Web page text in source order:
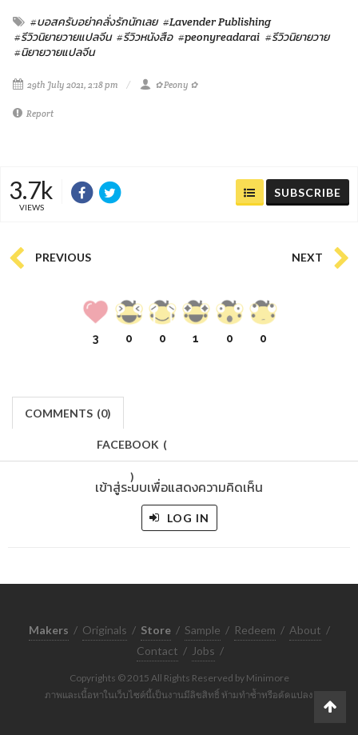
#บอสครับอย่าคลั่งรักนักเลย #Lavender Publishing
#รีวิวนิยายวายแปลจีน #รีวิวหนังสือ #peonyreadarai #รีวิวนิยายวาย
#นิยายวายแปลจีน
29th July 2021, 2:18 pm ✿ Peony ✿
Report
3.7k
VIEWS
SUBSCRIBE
PREVIOUS NEXT
3 0 0 1 0 0
COMMENTS (0)
FACEBOOK (
)
เข้าสู่ระบบเพื่อแสดงความคิดเห็น
LOG IN
Makers / Originals / Store / Sample / Redeem / About /
Contact / Jobs /
Copyrights © 2015 All Rights Reserved by Minimore
ภาพและเนื้อหาในเว็บไซต์นี้เป็นงานมีลิขสิทธิ์ ห้ามทำซ้ำหรือดัดแปลง